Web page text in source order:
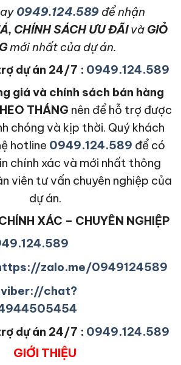
0949.124.589 để nhận
CHÍNH SÁCH ƯU ĐÃIvàGIỎ
mới nhất của dự án.
dự án 24/7 : 0949.124.589
giá và chính sách bán hàng
THÁNG nên để hỗ trợ được
chóng và kịp thời. Quý khách
hotline 0949.124.589 để có
chính xác và mới nhất thông
viên tư vấn chuyên nghiệp của
dự án.
XÁC – CHUYÊN NGHIỆP
zalo.me/0949124589
viber://chat?
dự án 24/7 : 0949.124.589
GIỚI THIỆU